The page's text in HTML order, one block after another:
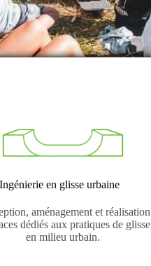
Ingénierie en glisse urbaine
aménagement et réalisation
dédiés aux pratiques de glisse
en milieu urbain.